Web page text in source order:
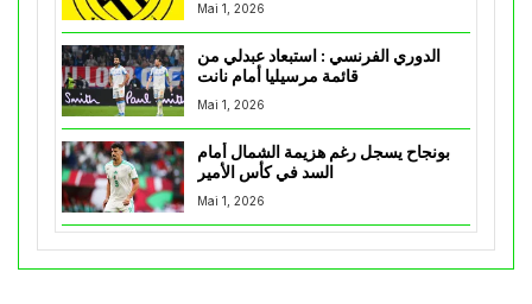
Mai 1, 2026
الدوري الفرنسي : استبعاد عبدلي من
قائمة مرسيليا أمام نانت
Mai 1, 2026
بونجاح يسجل رغم هزيمة الشمال أمام
السد في كأس الأمير
Mai 1, 2026